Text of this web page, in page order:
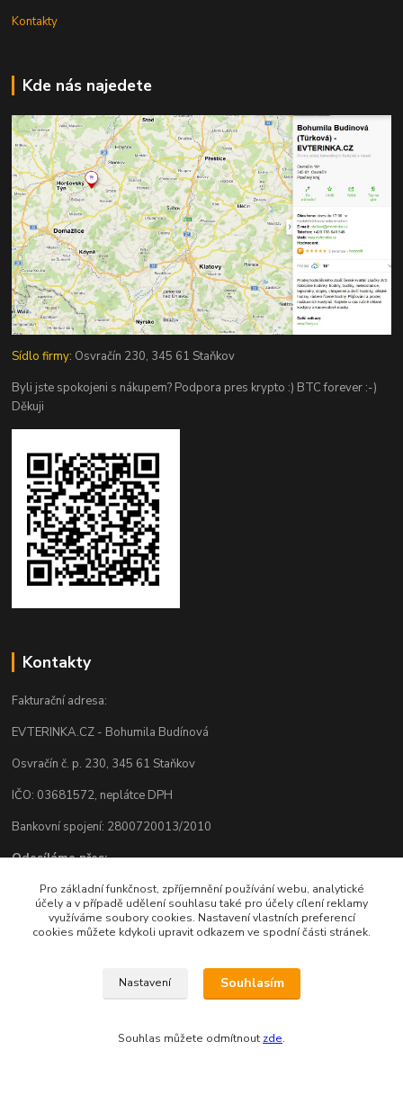
Kontakty
Kde nás najedete
Sídlo firmy: Osvračín 230, 345 61 Staňkov
Byli jste spokojeni s nákupem? Podpora pres krypto :) BTC forever :-)
Děkuji
Kontakty
Fakturační adresa:
EVTERINKA.CZ - Bohumila Budínová
Osvračín č. p. 230, 345 61 Staňkov
IČO: 03681572, neplátce DPH
Bankovní spojení: 2800720013/2010
Odesíláme přes:
Zákaznická podpora eshopu EVTERINKA.CZ
Pro základní funkčnost, zpříjemnění používání webu, analytické
účely a v případě udělení souhlasu také pro účely cílení reklamy
využíváme soubory cookies. Nastavení vlastních preferencí
cookies můžete kdykoli upravit odkazem ve spodní části stránek.
Nastavení Souhlasím
Souhlas můžete odmítnout zde.